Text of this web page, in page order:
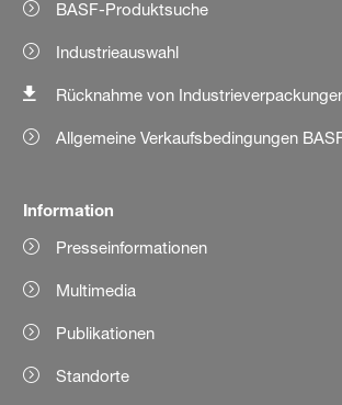
BASF-Produktsuche
Industrieauswahl
Rücknahme von
Allgemeine Verkaufsbedingungen
Information
Presseinformationen
Multimedia
Publikationen
Standorte